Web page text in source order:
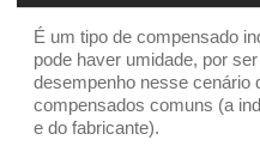
É um tipo de compensado
pode haver umidade, por
desempenho nesse cenário
compensados comuns (a
e do fabricante).